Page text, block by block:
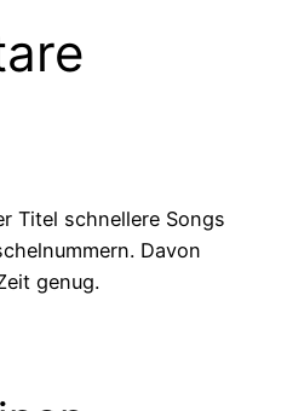
Titel schnellere Songs
Davon
genug.